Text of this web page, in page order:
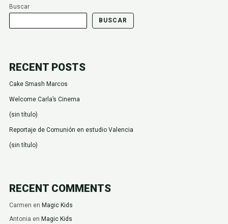
Buscar
BUSCAR
RECENT POSTS
Cake Smash Marcos
Welcome Carla’s Cinema
(sin título)
Reportaje de Comunión en estudio Valencia
(sin título)
RECENT COMMENTS
Carmen en Magic Kids
Antonia en Magic Kids